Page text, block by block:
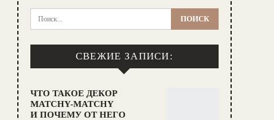
СВЕЖИЕ ЗАПИСИ:
ЧТО ТАКОЕ ДЕКОР
MATCHY-MATCHY
И ПОЧЕМУ ОТ НЕГО